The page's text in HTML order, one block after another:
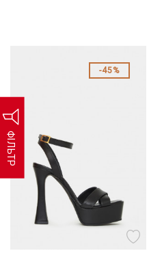
ФІЛЬТР
45%